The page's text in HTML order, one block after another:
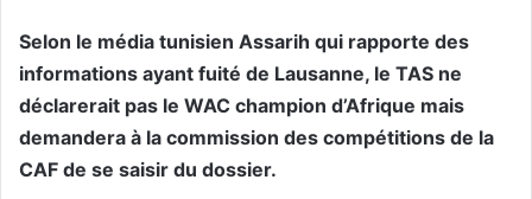
Selon le média tunisien Assarih qui rapporte des
informations ayant fuité de Lausanne, le TAS ne
déclarerait pas le WAC champion d’Afrique mais
demandera à la commission des compétitions de la
CAF de se saisir du dossier.